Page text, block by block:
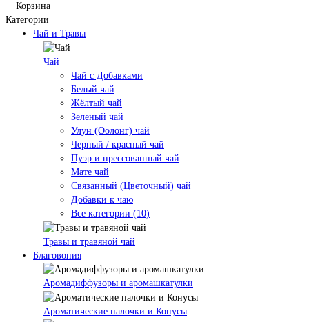
Корзина
Категории
Чай и Травы
Чай
Чай с Добавками
Белый чай
Жёлтый чай
Зеленый чай
Улун (Оолонг) чай
Черный / красный чай
Пуэр и прессованный чай
Мате чай
Связанный (Цветочный) чай
Добавки к чаю
Все категории (10)
Травы и травяной чай
Благовония
Аромадиффузоры и аромашкатулки
Ароматические палочки и Конусы